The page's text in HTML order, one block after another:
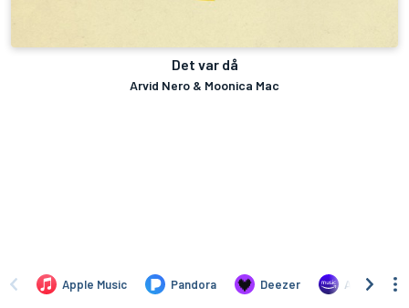
Det var då
Arvid Nero & Moonica Mac
Apple Music Pandora Deezer Amazon